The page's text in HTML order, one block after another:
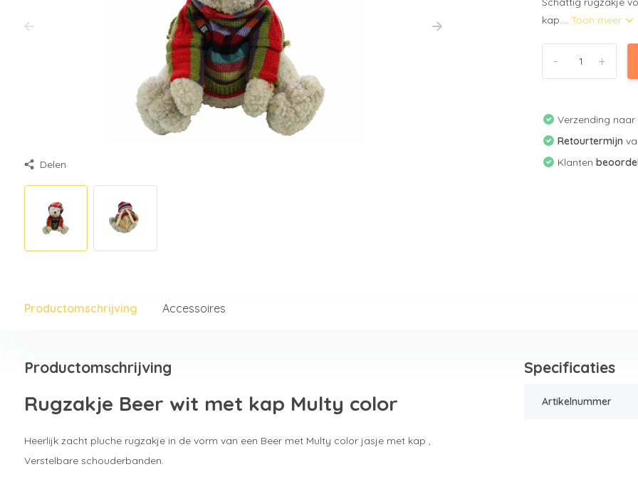
Delen
kap....Toon meer
+
-
Verzending naar
Retourtermijn
Klanten
Productomschrijving Accessoires
Productomschrijving
Rugzakje Beer wit met kap Multy color
Heerlijk zacht pluche rugzakje in de vorm van een Beer met Multy color jasje met kap ,
Verstelbare schouderbanden.
Specificaties
Artikelnummer